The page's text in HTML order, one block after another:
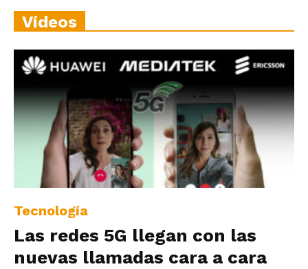
Vídeos
Tecnología
Las redes 5G llegan con las
nuevas llamadas cara a cara